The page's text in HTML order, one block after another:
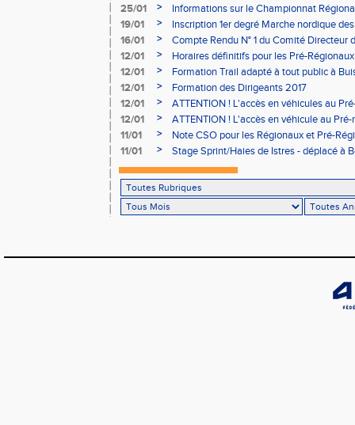
25/01
>
Informations sur le Championnat
05/02
19/01 >
Inscription 1er degré Marche nordique
03/02 (sous condition)
16/01 >
Compte Rendu N° 1 du Comité Directeur
12/01
>
Horaires définitifs pour les Pré-
Aubière
12/01 >
Formation Trail adapté à tout public à
12/01
>
Formation des Dirigeants 2017
12/01
>
ATTENTION ! L'accès en véhicules au
Bains sera réglementé
12/01 >
ATTENTION ! L'accès en véhicule au
Bains sera réglementé
11/01 >
Note CSO pour les Régionaux et Pré-
11/01
> Stage Sprint/Haies de Istres - déplacé à